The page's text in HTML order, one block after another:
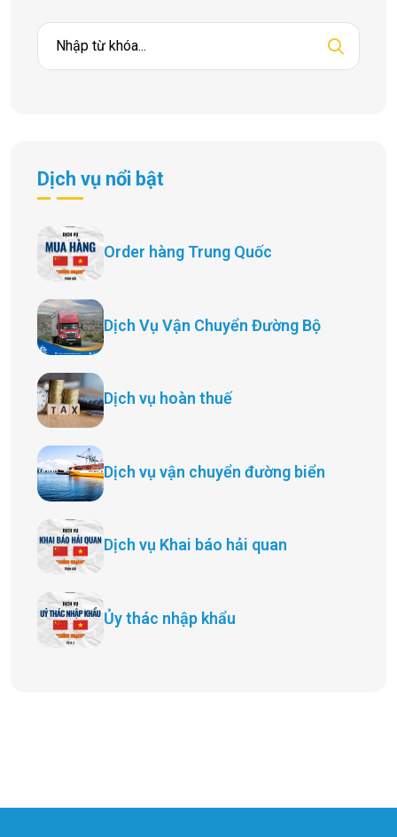
Dịch vụ nổi bật
Order hàng Trung Quốc
Dịch Vụ Vận Chuyển Đường Bộ
Dịch vụ hoàn thuế
Dịch vụ vận chuyển đường biển
Dịch vụ Khai báo hải quan
Ủy thác nhập khẩu